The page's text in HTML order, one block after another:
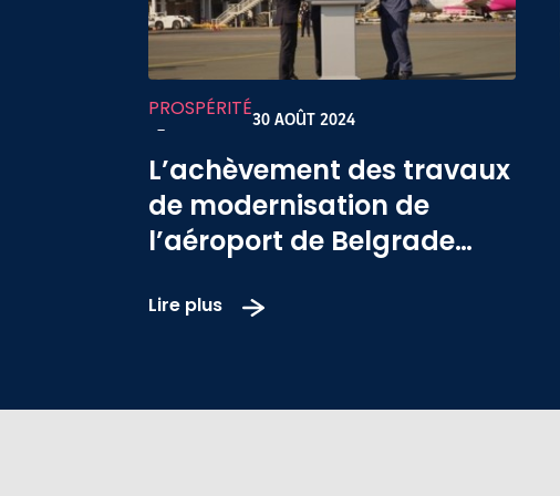
PROSPÉRITÉ
-
30 AOÛT 2024
L’achèvement des travaux
de modernisation de
l’aéroport de Belgrade
présidents Emmanuel
Lire plus